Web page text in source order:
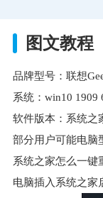
图文教程
品牌型号：联想
系统：win10 1909
软件版本：系统之
部分用户可能电脑
系统之家怎么一键
电脑插入系统之家